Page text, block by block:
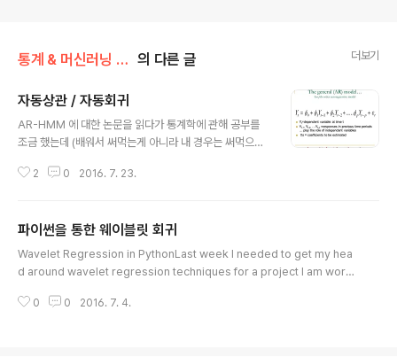
통계 & 머신러닝 & 딥러닝 의 다른 글 더보기
자동상관 / 자동회귀
AR-HMM 에 대한 논문을 읽다가 통계학에 관해 공부를
조금 했는데 (배워서 써먹는게 아니라 내 경우는 써먹으려
교과서들이 why 에 대해 설명한 교재는 거의 없더라 ... 몇
책으론 "수학으로 배우는 파동의 법칙" 이 패턴인식으로는
"패턴인식 - 오일석 저" 가 참 좋다. 이해시키려고 책을 썼
다는 느낌이 든다...팔아먹으려고 혹은 자신이 성취한것을
통계학에 대한 편견이 생겼는데 쉬운걸 어렵게 설명하는데
2 0 2016. 7. 23.
파이썬을 통한 웨이블릿 회귀
Wavelet Regression in PythonLast week I needed to get my hea
d around wavelet regression techniques for a project I am worki
Python using PyWavelets. For references I used Chapter 9 in Wa
0 0 2016. 7. 4.